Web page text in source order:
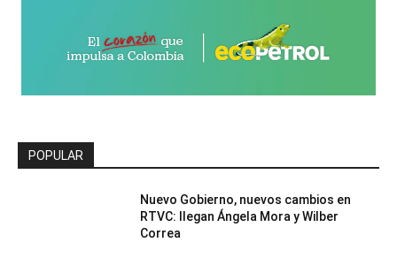
POPULAR
Nuevo Gobierno, nuevos cambios en
RTVC: llegan Ángela Mora y Wilber
Correa